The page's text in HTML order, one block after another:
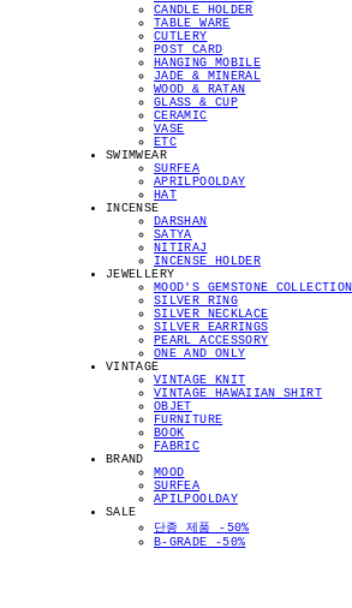
CANDLE HOLDER
TABLE WARE
CUTLERY
POST CARD
HANGING MOBILE
JADE & MINERAL
WOOD & RATAN
GLASS & CUP
CERAMIC
VASE
ETC
SWIMWEAR
SURFEA
APRILPOOLDAY
HAT
INCENSE
DARSHAN
SATYA
NITIRAJ
INCENSE HOLDER
JEWELLERY
MOOD'S GEMSTONE COLLECTION
SILVER RING
SILVER NECKLACE
SILVER EARRINGS
PEARL ACCESSORY
ONE AND ONLY
VINTAGE
VINTAGE KNIT
VINTAGE HAWAIIAN SHIRT
OBJET
FURNITURE
BOOK
FABRIC
BRAND
MOOD
SURFEA
APILPOOLDAY
SALE
단종 제품 -50%
B-GRADE -50%